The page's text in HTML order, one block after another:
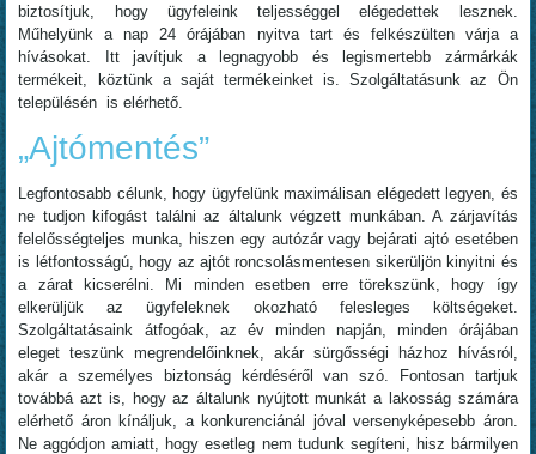
biztosítjuk, hogy ügyfeleink teljességgel elégedettek lesznek.
Műhelyünk a nap 24 órájában nyitva tart és felkészülten várja a
hívásokat. Itt javítjuk a legnagyobb és legismertebb zármárkák
termékeit, köztünk a saját termékeinket is. Szolgáltatásunk az Ön
településén is elérhető.
„Ajtómentés”
Legfontosabb célunk, hogy ügyfelünk maximálisan elégedett legyen, és
ne tudjon kifogást találni az általunk végzett munkában. A zárjavítás
felelősségteljes munka, hiszen egy autózár vagy bejárati ajtó esetében
is létfontosságú, hogy az ajtót roncsolásmentesen sikerüljön kinyitni és
a zárat kicserélni. Mi minden esetben erre törekszünk, hogy így
elkerüljük az ügyfeleknek okozható felesleges költségeket.
Szolgáltatásaink átfogóak, az év minden napján, minden órájában
eleget teszünk megrendelőinknek, akár sürgősségi házhoz hívásról,
akár a személyes biztonság kérdéséről van szó. Fontosan tartjuk
továbbá azt is, hogy az általunk nyújtott munkát a lakosság számára
elérhető áron kínáljuk, a konkurenciánál jóval versenyképesebb áron.
Ne aggódjon amiatt, hogy esetleg nem tudunk segíteni, hisz bármilyen